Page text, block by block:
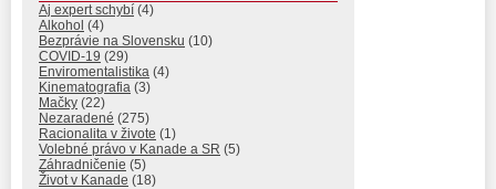
Aj expert schybí (4)
Alkohol (4)
Bezprávie na Slovensku (10)
COVID-19 (29)
Enviromentalistika (4)
Kinematografia (3)
Mačky (22)
Nezaradené (275)
Racionalita v živote (1)
Volebné právo v Kanade a SR (5)
Záhradničenie (5)
Život v Kanade (18)